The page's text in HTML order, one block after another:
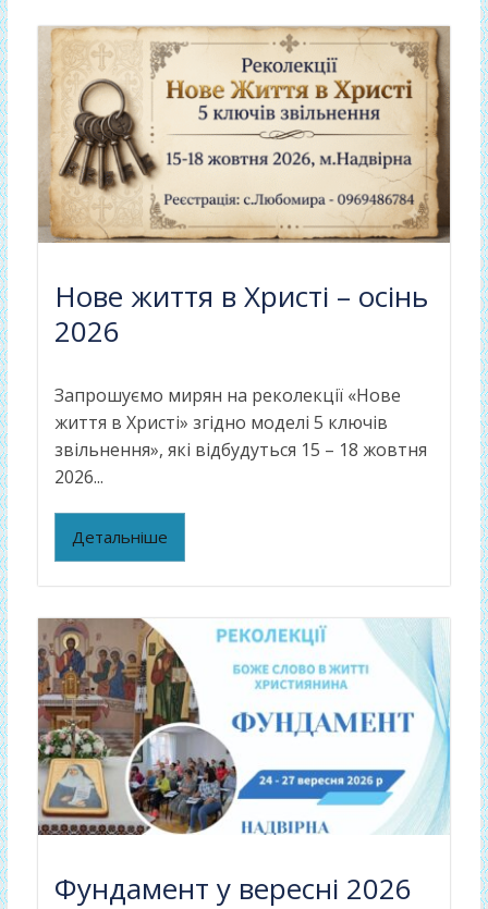
Нове життя в Христі – осінь
2026
Запрошуємо мирян на реколекції «Нове
життя в Христі» згідно моделі 5 ключів
звільнення», які відбудуться 15 – 18 жовтня
2026...
Детальніше
Фундамент у вересні 2026